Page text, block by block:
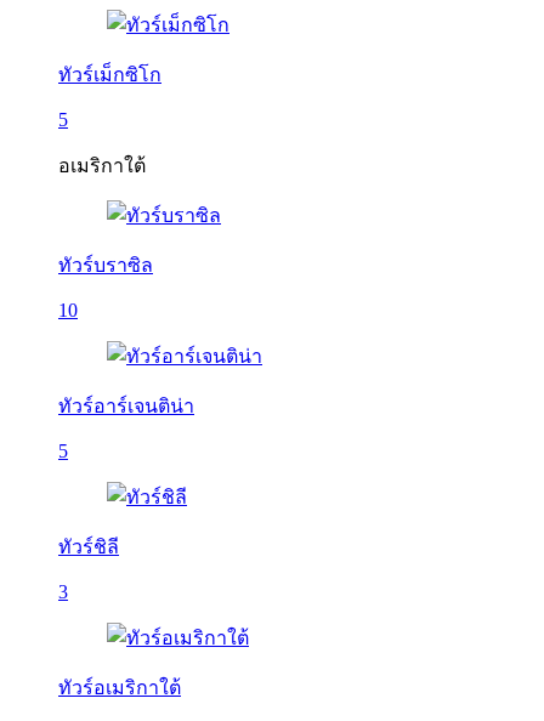
ทัวร์เม็กซิโก
5
อเมริกาใต้
ทัวร์บราซิล
10
ทัวร์อาร์เจนติน่า
5
ทัวร์ชิลี
3
ทัวร์อเมริกาใต้